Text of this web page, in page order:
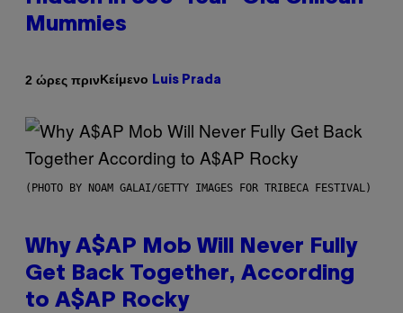
Mummies
2 ώρες πρινΚείμενο Luis Prada
(PHOTO BY NOAM GALAI/GETTY IMAGES FOR TRIBECA FESTIVAL)
Why A$AP Mob Will Never Fully
Get Back Together, According
to A$AP Rocky